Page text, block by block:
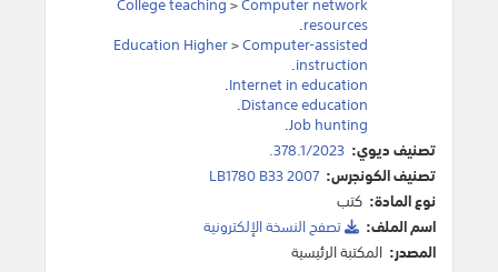
resources
.
Education Higher>Computer-assisted
instruction
.
Internet in education
.
Distance education
.
Job hunting
.
تصنيف ديوي: 378.1/2023.
تصنيف الكونجرس: LB1780 B33 2007
نوع المادة: كتب
اسم الملف:
تصفح النسخة اﻹلكترونية
المصدر: المكتبة الرئيسية